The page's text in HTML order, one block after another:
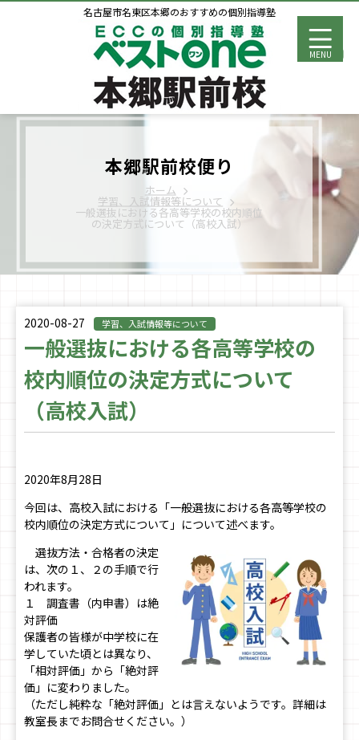
名古屋市名東区本郷のおすすめの個別指導塾
MENU
本郷駅前校便り
ホーム
学習、入試情報等について
一般選抜における各高等学校の校内順位
の決定方式について（高校入試）
2020-08-27 学習、入試情報等について
一般選抜における各高等学校の
校内順位の決定方式について
（高校入試）
2020年8月28日
今回は、高校入試における「一般選抜における各高等学校の
校内順位の決定方式について」について述べます。
選抜方法・合格者の決定
は、次の１、２の手順で行
われます。
１ 調査書（内申書）は絶
対評価
保護者の皆様が中学校に在
学していた頃とは異なり、
「相対評価」から「絶対評
価」に変わりました。
（ただし純粋な「絶対評価」とは言えないようです。詳細は
教室長までお問合せください。）